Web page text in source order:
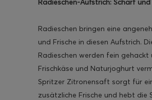
Radieschen-Aufstrich: Scharf
Radieschen bringen eine
und Frische in diesen Aufstrich.
Radieschen werden fein gehackt
Frischkäse und Naturjoghurt
Spritzer Zitronensaft sorgt für
zusätzliche Frische und hebt die